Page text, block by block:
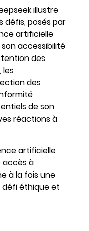
illustre
défis, posés par
artificielle
accessibilité
des
les
des
de son
réactions à
artificielle
accès à
à la fois une
éthique et